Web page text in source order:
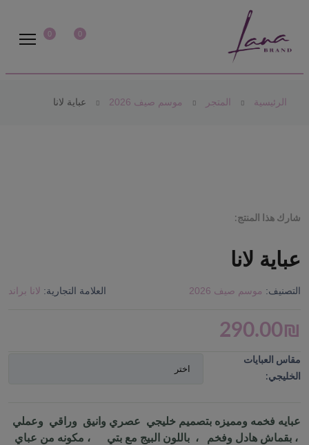
0
0
الرئيسية المتجر موسم صيف 2026 عباية لانا
شارك هذا المنتج:
عباية لانا
التصنيف: موسم صيف 2026 العلامة التجارية: لانا براند
290.00₪
مقاس العبايات
الخليجي:
عبايه فخمه ومميزه بتصميم خليجي عصري وانيق وراقي وعملي
، بقماش هادل وفخم ، باللون البيج مع بتي ، مكونه من عباي